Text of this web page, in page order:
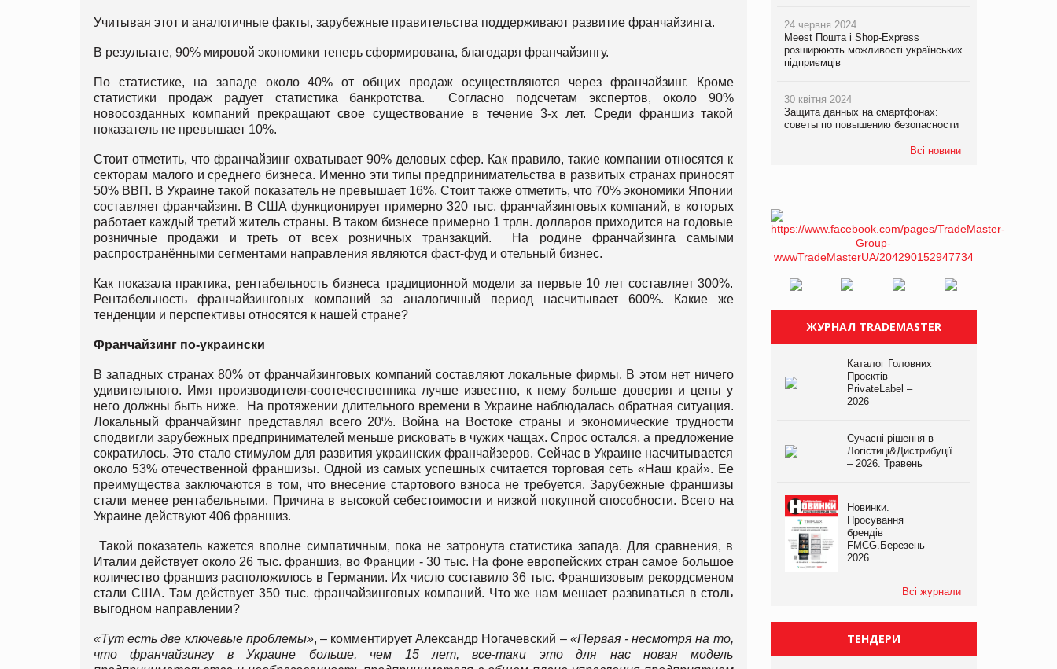
Учитывая этот и аналогичные факты, зарубежные правительства поддерживают развитие франчайзинга.
В результате, 90% мировой экономики теперь сформирована, благодаря франчайзингу.
По статистике, на западе около 40% от общих продаж осуществляются через франчайзинг. Кроме
статистики продаж радует статистика банкротства. Согласно подсчетам экспертов, около 90%
новосозданных компаний прекращают свое существование в течение 3-х лет. Среди франшиз такой
показатель не превышает 10%.
Стоит отметить, что франчайзинг охватывает 90% деловых сфер. Как правило, такие компании относятся к
секторам малого и среднего бизнеса. Именно эти типы предпринимательства в развитых странах приносят
50% ВВП. В Украине такой показатель не превышает 16%. Стоит также отметить, что 70% экономики Японии
составляет франчайзинг. В США функционирует примерно 320 тыс. франчайзинговых компаний, в которых
работает каждый третий житель страны. В таком бизнесе примерно 1 трлн. долларов приходится на годовые
розничные продажи и треть от всех розничных транзакций. На родине франчайзинга самыми
распространёнными сегментами направления являются фаст-фуд и отельный бизнес.
Как показала практика, рентабельность бизнеса традиционной модели за первые 10 лет составляет 300%.
Рентабельность франчайзинговых компаний за аналогичный период насчитывает 600%. Какие же
тенденции и перспективы относятся к нашей стране?
Франчайзинг по-украински
В западных странах 80% от франчайзинговых компаний составляют локальные фирмы. В этом нет ничего
удивительного. Имя производителя-соотечественника лучше известно, к нему больше доверия и цены у
него должны быть ниже. На протяжении длительного времени в Украине наблюдалась обратная ситуация.
Локальный франчайзинг представлял всего 20%. Война на Востоке страны и экономические трудности
сподвигли зарубежных предпринимателей меньше рисковать в чужих чащах. Спрос остался, а предложение
сократилось. Это стало стимулом для развития украинских франчайзеров. Сейчас в Украине насчитывается
около 53% отечественной франшизы. Одной из самых успешных считается торговая сеть «Наш край». Ее
преимущества заключаются в том, что внесение стартового взноса не требуется. Зарубежные франшизы
стали менее рентабельными. Причина в высокой себестоимости и низкой покупной способности. Всего на
Украине действуют 406 франшиз.
Такой показатель кажется вполне симпатичным, пока не затронута статистика запада. Для сравнения, в
Италии действует около 26 тыс. франшиз, во Франции - 30 тыс. На фоне европейских стран самое большое
количество франшиз расположилось в Германии. Их число составило 36 тыс. Франшизовым рекордсменом
стали США. Там действует 350 тыс. франчайзинговых компаний. Что же нам мешает развиваться в столь
выгодном направлении?
«Тут есть две ключевые проблемы», – комментирует Александр Ногачевский – «Первая - несмотря на то,
что франчайзингу в Украине больше, чем 15 лет, все-таки это для нас новая модель
24 червня 2024
Meest Пошта і Shop-Express
розширюють можливості українських
підприємців
30 квітня 2024
Защита данных на смартфонах:
советы по повышению безопасности
Всі новини
ЖУРНАЛ TRADEMASTER
Каталог Головних
Проєктів
PrivateLabel –
2026
Сучасні рішення в
Логістиці&Дистрибуції
– 2026. Травень
Новинки.
Просування
брендів
FMCG.Березень
2026
Всі журнали
ТЕНДЕРИ